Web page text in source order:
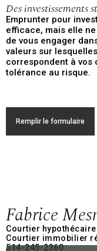
Des investissements
Emprunter pour
efficace, mais elle
de vous engager
valeurs sur
correspondent à vos
tolérance au risque.
Remplir le formulaire
Fabrice
Courtier hypothécaire
Courtier immobilier
514-245-2360